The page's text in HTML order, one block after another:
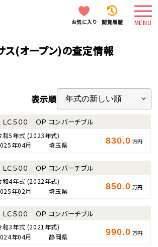
お気に入り 閲覧履歴 MENU
ス(オープン)の査定情報
表示順
Ｃ５００ ＯＰ コンバーチブル
和5年式 (2023年式)
年04月 埼玉県 830.0 万円
Ｃ５００ ＯＰ コンバーチブル
和4年式 (2022年式)
年02月 埼玉県 850.0 万円
Ｃ５００ ＯＰ コンバーチブル
和3年式 (2021年式)
年04月 静岡県 990.0 万円